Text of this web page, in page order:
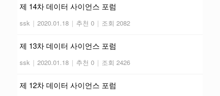
제 14차 데이터 사이언스 포럼
ssk | 2020.01.18 | 추천 0 | 조회 2082
제 13차 데이터 사이언스 포럼
ssk | 2020.01.18 | 추천 0 | 조회 2426
제 12차 데이터 사이언스 포럼